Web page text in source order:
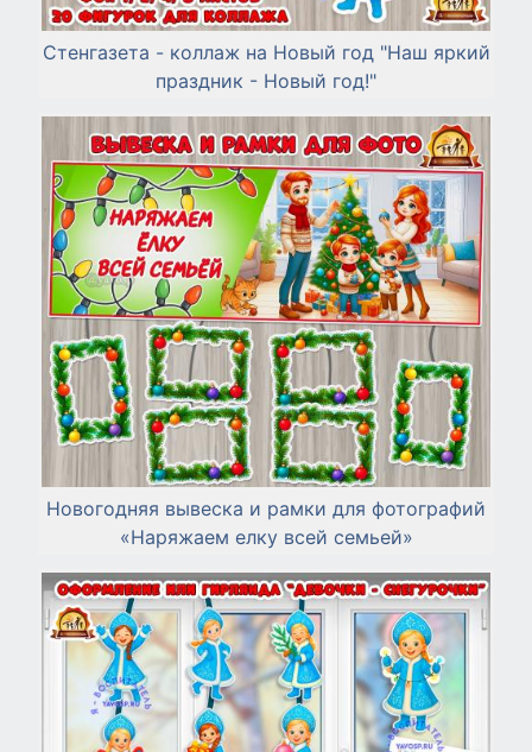
Стенгазета - коллаж на Новый год "Наш яркий
праздник - Новый год!"
Новогодняя вывеска и рамки для фотографий
«Наряжаем елку всей семьей»